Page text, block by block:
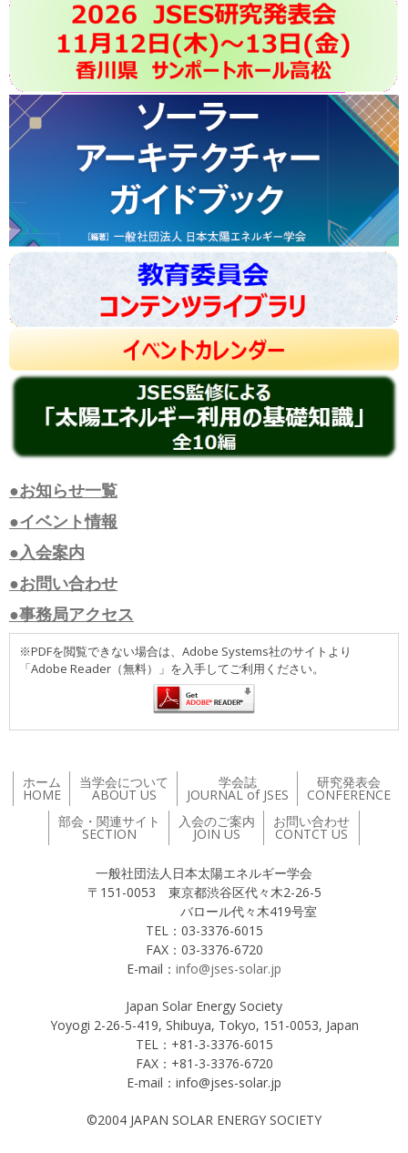
●お知らせ一覧
●イベント情報
●入会案内
●お問い合わせ
●事務局アクセス
※PDFを閲覧できない場合は、Adobe Systems社のサイトより
「Adobe Reader（無料）」を入手してご利用ください。
ホーム
HOME
当学会について
ABOUT US
学会誌
JOURNAL of JSES
研究発表会
CONFERENCE
部会・関連サイト
SECTION
入会のご案内
JOIN US
お問い合わせ
CONTCT US
一般社団法人日本太陽エネルギー学会
〒151-0053 東京都渋谷区代々木2-26-5
バロール代々木419号室
TEL：03-3376-6015
FAX：03-3376-6720
E-mail： info@jses-solar.jp
Japan Solar Energy Society
Yoyogi 2-26-5-419, Shibuya, Tokyo, 151-0053, Japan
TEL：+81-3-3376-6015
FAX：+81-3-3376-6720
E-mail：info@jses-solar.jp
©2004 JAPAN SOLAR ENERGY SOCIETY